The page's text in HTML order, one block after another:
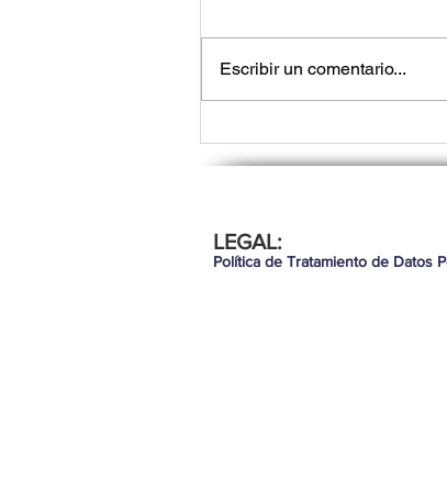
Lo que los líderes
necesitan saber para
demostrando valor
Escribir un comentario...
LEGAL:
Política de Tratamiento de Datos